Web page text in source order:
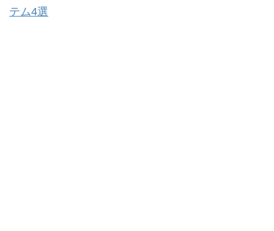
テム4選